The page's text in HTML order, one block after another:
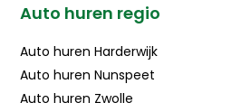
Auto huren regio
Auto huren Harderwijk
Auto huren Nunspeet
Auto huren Zwolle